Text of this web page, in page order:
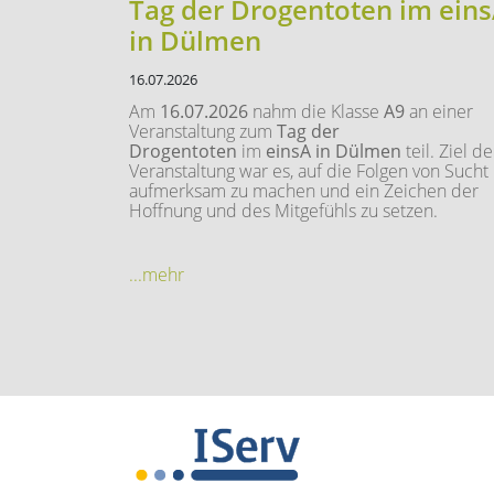
Tag der Drogentoten im
in Dülmen
16.07.2026
Am 16.07.2026 nahm die Klasse A9an einer
Veranstaltung zum Tag der
Drogentoten im einsA in Dülmen teil. Ziel
Veranstaltung war es, auf die Folgen von Sucht
aufmerksam zu machen und ein Zeichen der
Hoffnung und des Mitgefühls zu setzen.
...mehr